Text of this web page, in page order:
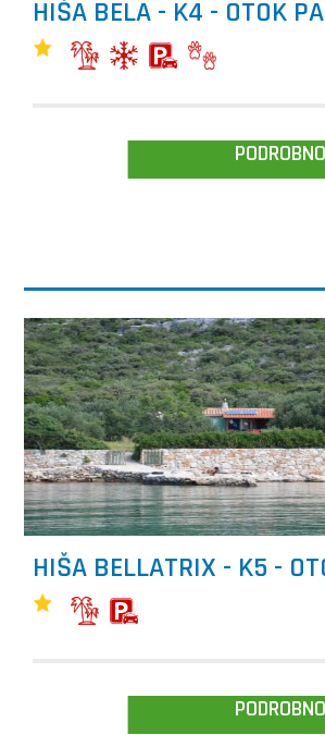
HIŠA BELA - K4 - OTOK
HIŠA BELLATRIX - K5 -